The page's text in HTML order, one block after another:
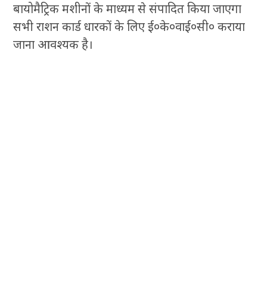
बायोमैट्रिक मशीनों के माध्यम से संपादित किया जाएगा
सभी राशन कार्ड धारकों के लिए ई०के०वाई०सी० कराया
जाना आवश्यक है।